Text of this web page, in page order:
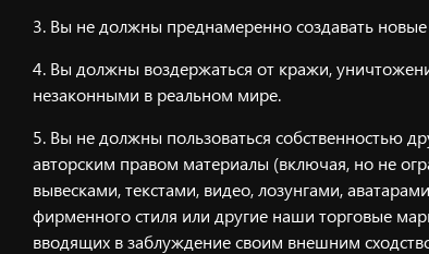
Вы не должны преднамеренно создавать
Вы должны воздержаться от кражи,
незаконными в реальном мире.
Вы не должны пользоваться собственностью
авторским правом материалы (включая, но не
вывесками, текстами, видео, лозунгами,
фирменного стиля или другие наши торговые
вводящих в заблуждение своим внешним